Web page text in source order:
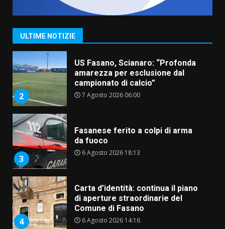
ULTIME NOTIZIE
1
Rivoluzione”: nuovo
appuntamento con “Fasano in
2
US Fasano, Scianaro: “Profonda
amarezza per esclusione dal
campionato di calcio”
7 Agosto 2026 06:00
3
Fasanese ferito a colpi di arma
da fuoco
6 Agosto 2026 18:13
4
Carta d’identità: continua il piano
di aperture straordinarie del
Comune di Fasano
6 Agosto 2026 14:16